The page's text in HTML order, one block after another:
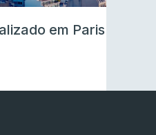
em Paris